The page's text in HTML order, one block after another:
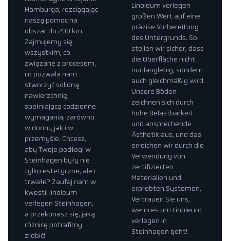
Linoleum verlegen
großen Wert auf eine
präzise Vorbereitung
des Untergrunds. So
stellen wir sicher, dass
die Oberfläche nicht
nur langlebig, sondern
auch gleichmäßig wird.
Unsere Böden
zeichnen sich durch
hohe Belastbarkeit
und ansprechende
Ästhetik aus, und das
erreichen wir durch die
Verwendung von
zertifizierten
Materialien und
erprobten Systemen.
Vertrauen Sie uns,
wenn es um Linoleum
verlegen in
Steinhagen geht!
Hamburga, rozciągając
naszą pomoc na
obszar do 200 km.
Zajmujemy się
wszystkim, co
związane z procesem,
co pozwala nam
stworzyć solidną
nawierzchnię,
spełniającą codzienne
wymagania, zarówno
w domu, jak i w
przemyśle. Chcesz,
aby Twoje podłogi w
Steinhagen były nie
tylko estetyczne, ale i
trwałe? Zaufaj nam w
kwestii linoleum
verlegen Steinhagen,
a przekonasz się, jaką
różnicę potrafimy
zrobić!